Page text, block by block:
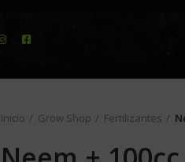
Inicio Grow Shop Fertilizantes